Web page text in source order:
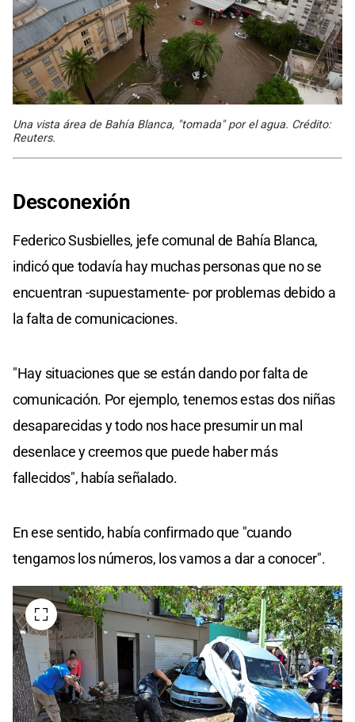
Una vista área de Bahía Blanca, "tomada" por el agua. Crédito:
Reuters.
Desconexión
Federico Susbielles, jefe comunal de Bahía Blanca,
indicó que todavía hay muchas personas que no se
encuentran -supuestamente- por problemas debido a
la falta de comunicaciones.
"Hay situaciones que se están dando por falta de
comunicación. Por ejemplo, tenemos estas dos niñas
desaparecidas y todo nos hace presumir un mal
desenlace y creemos que puede haber más
fallecidos", había señalado.
En ese sentido, había confirmado que "cuando
tengamos los números, los vamos a dar a conocer".